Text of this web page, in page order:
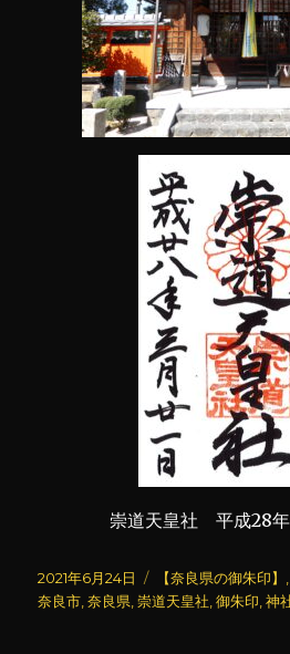
崇道天皇社 平成28年
投
稿
2021年6月24日
カ
テ
【奈良県の御朱印】
奈良市 ,奈良県 ,崇道天皇社 ,御朱印 ,神